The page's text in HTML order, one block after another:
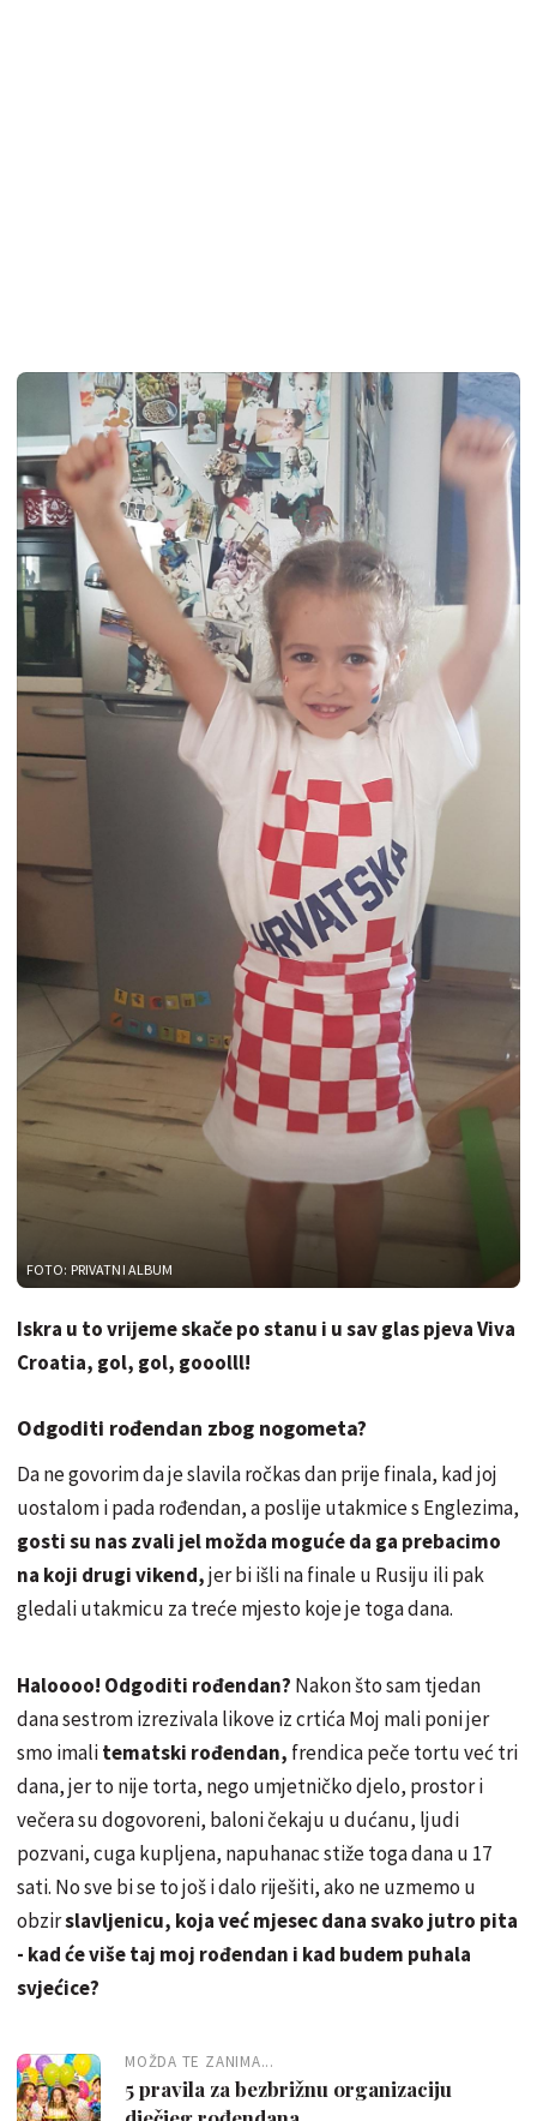
FOTO: PRIVATNI ALBUM
Iskra u to vrijeme skače po stanu i u sav glas pjeva Viva
Croatia, gol, gol, gooolll!
Odgoditi rođendan zbog nogometa?
Da ne govorim da je slavila ročkas dan prije finala, kad joj
uostalom i pada rođendan, a poslije utakmice s Englezima,
gosti su nas zvali jel možda moguće da ga prebacimo
na koji drugi vikend,jer bi išli na finale u Rusiju ili pak
gledali utakmicu za treće mjesto koje je toga dana.
Haloooo! Odgoditi rođendan? Nakon što sam tjedan
dana sestrom izrezivala likove iz crtića Moj mali poni jer
smo imalitematski rođendan, frendica peče tortu već tri
dana, jer to nije torta, nego umjetničko djelo, prostor i
večera su dogovoreni, baloni čekaju u dućanu, ljudi
pozvani, cuga kupljena, napuhanac stiže toga dana u 17
sati. No sve bi se to još i dalo riješiti, ako ne uzmemo u
obzirslavljenicu, koja već mjesec dana svako jutro pita
- kad će više taj moj rođendan i kad budem puhala
svjećice?
MOŽDA TE ZANIMA...
5 pravila za bezbrižnu organizaciju